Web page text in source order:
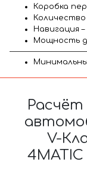
Коробка
Навигация
Мощность
V-